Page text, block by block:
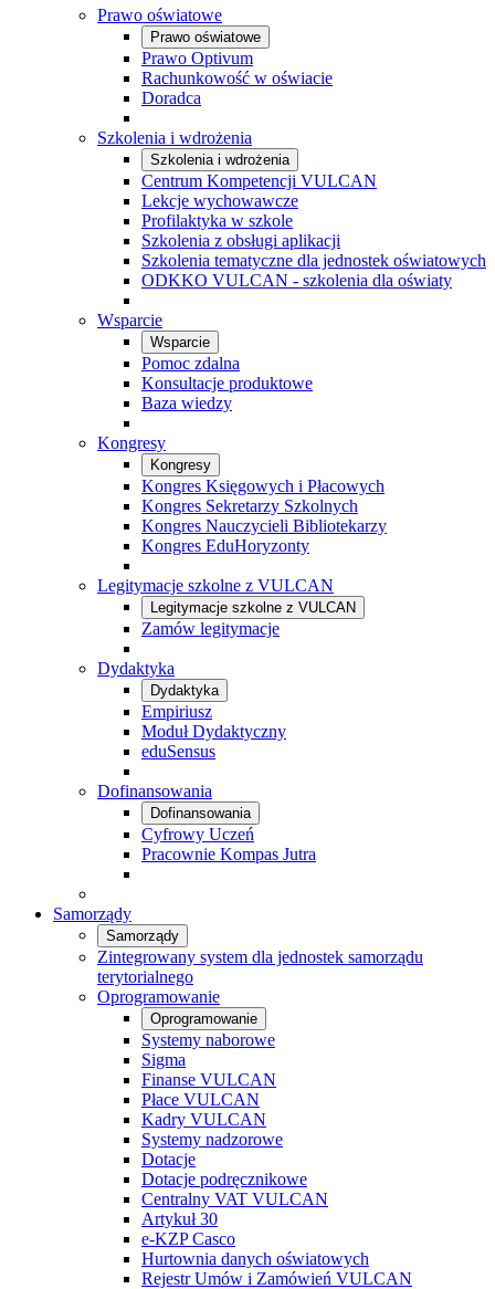
Prawo oświatowe
Prawo oświatowe
Prawo Optivum
Rachunkowość w oświacie
Doradca
Szkolenia i wdrożenia
Szkolenia i wdrożenia
Centrum Kompetencji VULCAN
Lekcje wychowawcze
Profilaktyka w szkole
Szkolenia z obsługi aplikacji
Szkolenia tematyczne dla jednostek oświatowych
ODKKO VULCAN - szkolenia dla oświaty
Wsparcie
Wsparcie
Pomoc zdalna
Konsultacje produktowe
Baza wiedzy
Kongresy
Kongresy
Kongres Księgowych i Płacowych
Kongres Sekretarzy Szkolnych
Kongres Nauczycieli Bibliotekarzy
Kongres EduHoryzonty
Legitymacje szkolne z VULCAN
Legitymacje szkolne z VULCAN
Zamów legitymacje
Dydaktyka
Dydaktyka
Empiriusz
Moduł Dydaktyczny
eduSensus
Dofinansowania
Dofinansowania
Cyfrowy Uczeń
Pracownie Kompas Jutra
Samorządy
Samorządy
Zintegrowany system dla jednostek samorządu
terytorialnego
Oprogramowanie
Oprogramowanie
Systemy naborowe
Sigma
Finanse VULCAN
Płace VULCAN
Kadry VULCAN
Systemy nadzorowe
Dotacje
Dotacje podręcznikowe
Centralny VAT VULCAN
Artykuł 30
e-KZP Casco
Hurtownia danych oświatowych
Rejestr Umów i Zamówień VULCAN